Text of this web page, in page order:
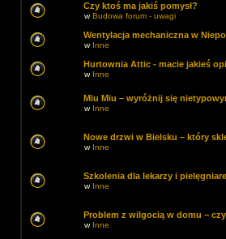
Czy ktoś ma jakiś pomysł?
wBudowa forum - uwagi
Wentylacja mechaniczna w
w Inne
Hurtownia Attic - macie jakieś
w Inne
Miu Miu – wyróżnij się
w Inne
Nowe drzwi w Bielsku – który
w Inne
Szkolenia dla lekarzy i
w Inne
Problem z wilgocią w domu –
w Inne